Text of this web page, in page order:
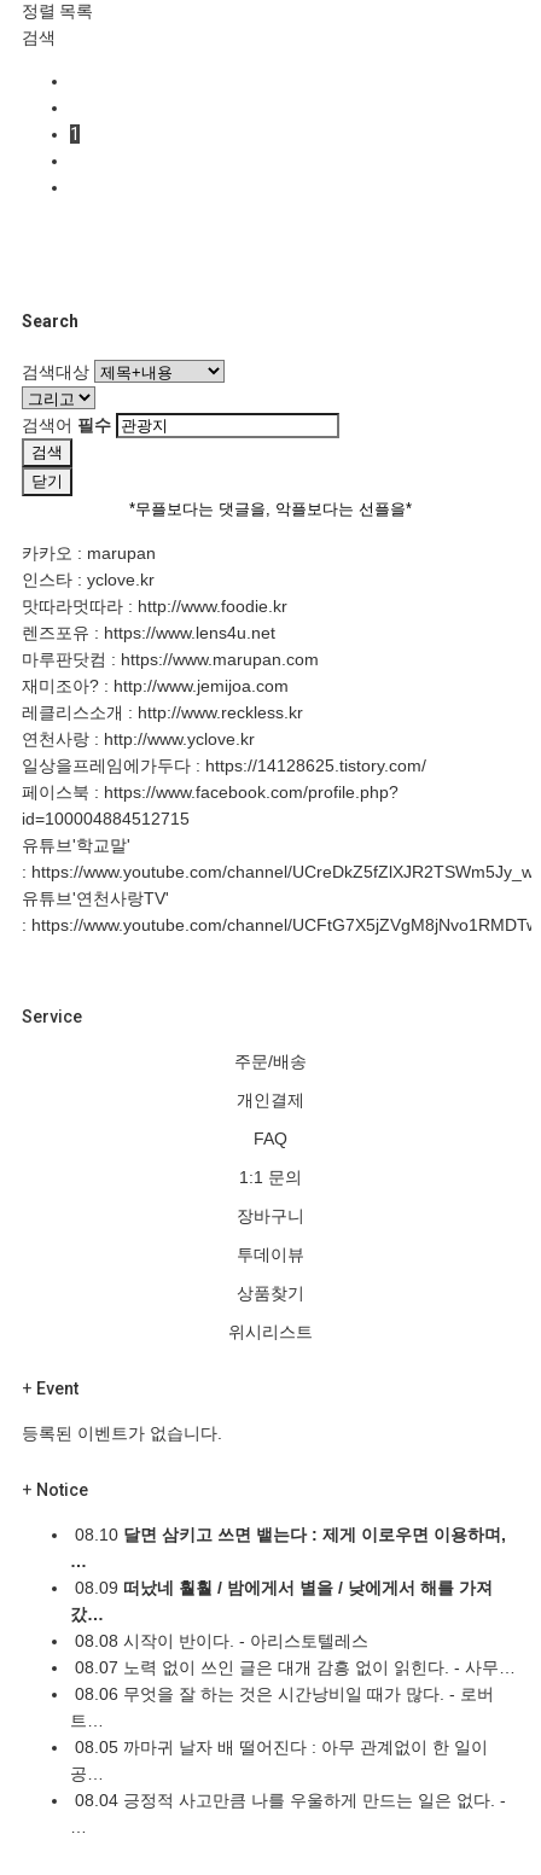
정렬 목록
검색
1
Search
검색대상
검색어 필수
검색
닫기
*무플보다는 댓글을, 악플보다는 선플을*
카카오 : marupan
인스타 : yclove.kr
맛따라멋따라 : http://www.foodie.kr
렌즈포유 : https://www.lens4u.net
마루판닷컴 : https://www.marupan.com
재미조아? : http://www.jemijoa.com
레클리스소개 : http://www.reckless.kr
연천사랑 : http://www.yclove.kr
일상을프레임에가두다 : https://14128625.tistory.com/
페이스북 : https://www.facebook.com/profile.php?
id=100004884512715
유튜브'학교말'
: https://www.youtube.com/channel/UCreDkZ5fZlXJR2TSWm5Jy_w
유튜브'연천사랑TV'
: https://www.youtube.com/channel/UCFtG7X5jZVgM8jNvo1RMDTw
Service
주문/배송
개인결제
FAQ
1:1 문의
장바구니
투데이뷰
상품찾기
위시리스트
+ Event
등록된 이벤트가 없습니다.
+ Notice
08.10 달면 삼키고 쓰면 뱉는다 : 제게 이로우면 이용하며,
…
08.09 떠났네 훨훨 / 밤에게서 별을 / 낮에게서 해를 가져
갔…
08.08 시작이 반이다. - 아리스토텔레스
08.07 노력 없이 쓰인 글은 대개 감흥 없이 읽힌다. - 사무…
08.06 무엇을 잘 하는 것은 시간낭비일 때가 많다. - 로버
트…
08.05 까마귀 날자 배 떨어진다 : 아무 관계없이 한 일이
공…
08.04 긍정적 사고만큼 나를 우울하게 만드는 일은 없다. -